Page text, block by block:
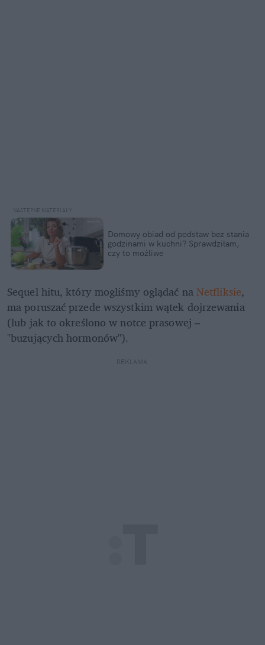
Domowy obiad od podstaw bez stania
godzinami w kuchni? Sprawdziłam,
czy to możliwe
Sequel hitu, który mogliśmy oglądać na Netfliksie,
ma poruszać przede wszystkim wątek dojrzewania
(lub jak to określono w notce prasowej –
"buzujących hormonów").
REKLAMA